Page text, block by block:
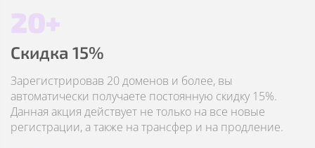
20+
Скидка 15%
Зарегистрировав 20 доменов и более, вы
автоматически получаете постоянную скидку 15%.
Данная акция действует не только на все новые
регистрации, а также на трансфер и на продление.